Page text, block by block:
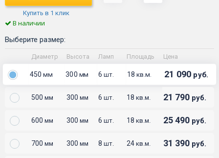
Купить в 1 клик
В наличии
Выберите размер:
Диаметр Высота Ламп Площадь Цена
450мм 300 мм 6 шт. 18кв.м. 21 090 руб.
500 мм 300 мм 6 шт. 18 кв.м. 21 790 руб.
600 мм 300 мм 6 шт. 18 кв.м. 25 490 руб.
700 мм 300 мм 8 шт. 24 кв.м. 31 390 руб.